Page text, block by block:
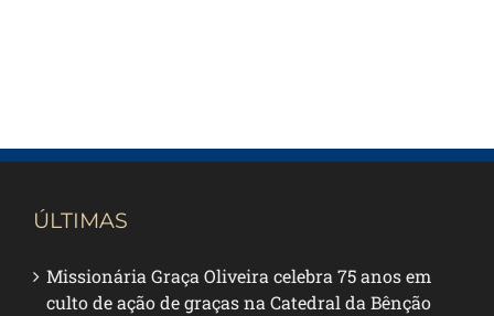
ÚLTIMAS
Missionária Graça Oliveira celebra 75 anos em
culto de ação de graças na Catedral da Bênção